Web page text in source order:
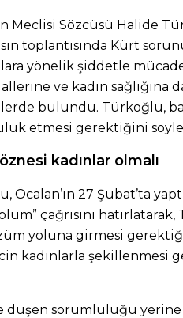
Meclisi Sözcüsü Halide
toplantısında Kürt
yönelik şiddetle
ve kadın sağlığına
bulundu. Türkoğlu,
etmesi gerektiğini
kadınlar olmalı
27 Şubat’ta
çağrısını
yoluna girmesi
kadınlarla şekillenmesi
düşen sorumluluğu